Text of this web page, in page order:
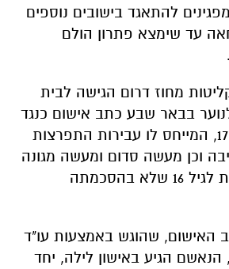
להתאגד בישובים נוספים
עד שימצא פתרון הולם
מחוז דרום הגישה לבית
בבאר שבע כתב אישום כנגד
תושב הנגב בן ה-17, המייחס לו עבירות התפרצות
וכן מעשה סדום ומעשה מגונה
כלפי קטינה מתחת לגיל 16 שלא בהסכמתה
האישום, שהוגש באמצעות עו"ד
הנאשם הגיע באישון לילה, יחד